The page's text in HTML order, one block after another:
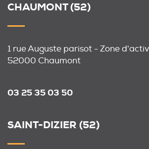
CHAUMONT (52)
1 rue Auguste parisot - Zone
52000 Chaumont
03 25 35 03 50
SAINT-DIZIER (52)